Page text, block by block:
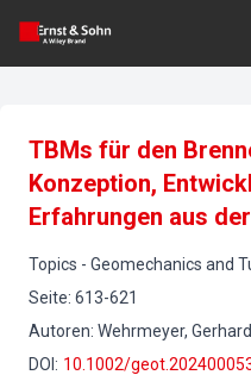
TBMs für den
Konzeption,
Erfahrungen aus
Topics - Geomechanics and
Seite: 613-621
Autoren: Wehrmeyer, Gerhard
DOI : 10.1002/